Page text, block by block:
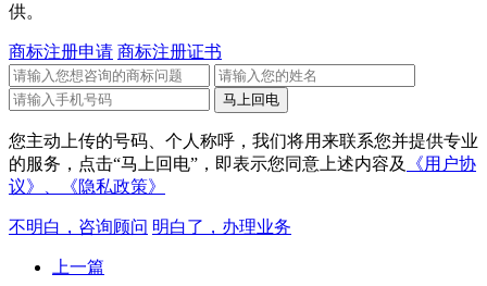
供。
商标注册申请 商标注册证书
您主动上传的号码、个人称呼，我们将用来联系您并提供专业
的服务，点击“马上回电”，即表示您同意上述内容及
《用户协
议》、
《隐私政策》
不明白，咨询顾问 明白了，办理业务
上一篇